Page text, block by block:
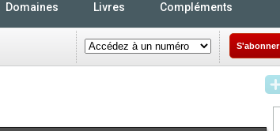
Domaines Livres Compléments
S'abonner